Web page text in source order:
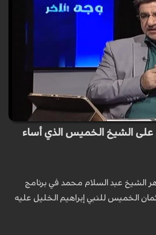
على الشيخ الخميس الذي أساء
الشيخ عبد السلام محمد في برنامج
الخميس للنبي إبراهيم الخليل عليه